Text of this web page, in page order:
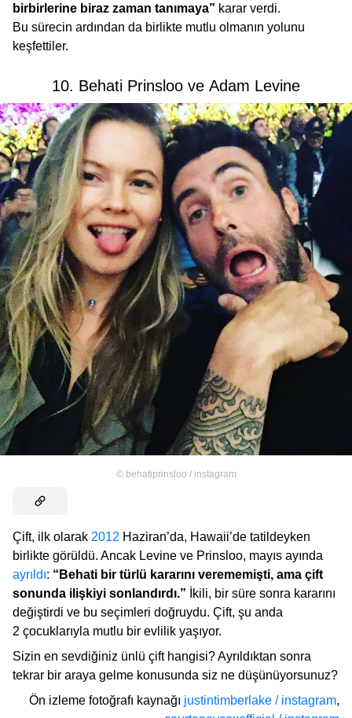
birbirlerine biraz zaman tanımaya” karar verdi.
Bu sürecin ardından da birlikte mutlu olmanın yolunu
keşfettiler.
10. Behati Prinsloo ve Adam Levine
© behatiprinsloo / instagram
Çift, ilk olarak 2012 Haziran’da, Hawaii’de tatildeyken
birlikte görüldü. Ancak Levine ve Prinsloo, mayıs ayında
ayrıldı: “Behati bir türlü kararını verememişti, ama çift
sonunda ilişkiyi sonlandırdı.” İkili, bir süre sonra kararını
değiştirdi ve bu seçimleri doğruydu. Çift, şu anda
2 çocuklarıyla mutlu bir evlilik yaşıyor.
Sizin en sevdiğiniz ünlü çift hangisi? Ayrıldıktan sonra
tekrar bir araya gelme konusunda siz ne düşünüyorsunuz?
Ön izleme fotoğrafı kaynağı justintimberlake / instagram,